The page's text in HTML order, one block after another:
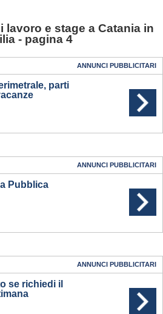
lavoro e stage a Catania in
- pagina 4
ANNUNCI PUBBLICITARI
parti
ANNUNCI PUBBLICITARI
Pubblica
ANNUNCI PUBBLICITARI
se richiedi il